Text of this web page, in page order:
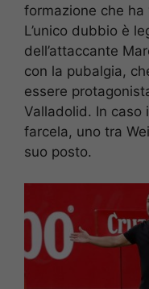
formazione che
L’unico dubbio è
dell’attaccante
con la pubalgia,
essere
Valladolid. In caso
farcela, uno tra
suo posto.